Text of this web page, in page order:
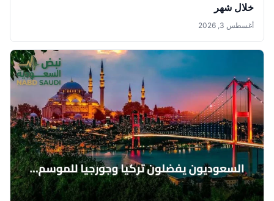
خلال شهر
أغسطس 3, 2026